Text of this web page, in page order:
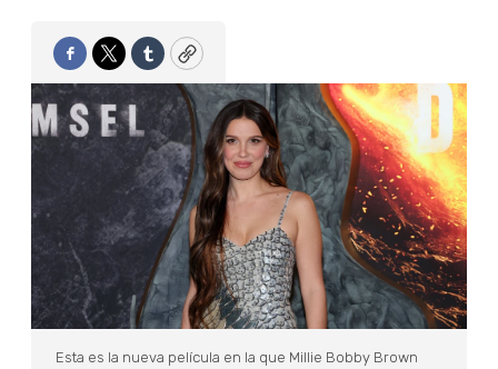
Facebook
TwitterTumblrCopy
Esta es la nueva película en la que Millie Bobby Brown